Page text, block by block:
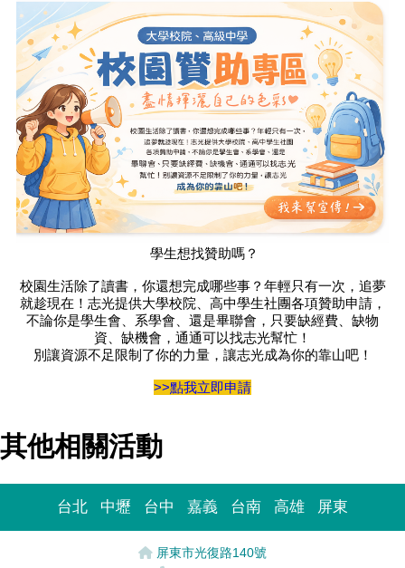
學生想找贊助嗎？
校園生活除了讀書，你還想完成哪些事？年輕只有一次，追夢
就趁現在！志光提供大學校院、高中學生社團各項贊助申請，
不論你是學生會、系學會、還是畢聯會，只要缺經費、缺物
資、缺機會，通通可以找志光幫忙！
別讓資源不足限制了你的力量，讓志光成為你的靠山吧！
>>點我立即申請
其他相關活動
台北 中壢 台中 嘉義 台南 高雄 屏東
屏東市光復路140號